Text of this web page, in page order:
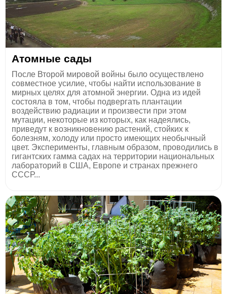
Атомные сады
После Второй мировой войны было осуществлено
совместное усилие, чтобы найти использование в
мирных целях для атомной энергии. Одна из идей
состояла в том, чтобы подвергать плантации
воздействию радиации и произвести при этом
мутации, некоторые из которых, как надеялись,
приведут к возникновению растений, стойких к
болезням, холоду или просто имеющих необычный
цвет. Эксперименты, главным образом, проводились в
гигантских гамма садах на территории национальных
лабораторий в США, Европе и странах прежнего
СССР...